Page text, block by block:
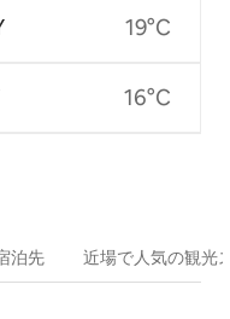
19°C
16°C
泊⁠先 近場で人気の観光